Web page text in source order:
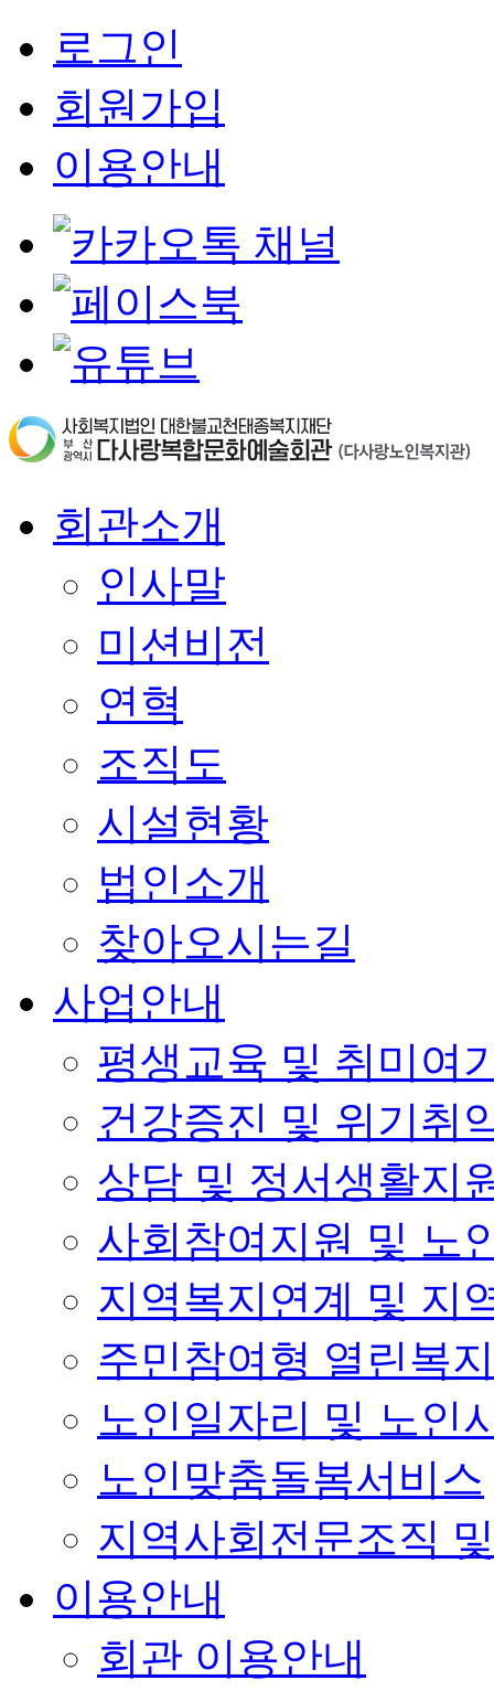
로그인
회원가입
이용안내
회관소개
인사말
미션비전
연혁
조직도
시설현황
법인소개
찾아오시는길
사업안내
평생교육 및 취미여
건강증진 및 위기취
상담 및 정서생활지
사회참여지원 및 노
지역복지연계 및 지
주민참여형 열린복
노인일자리 및 노인
노인맞춤돌봄서비스
지역사회전문조직
이용안내
회관 이용안내